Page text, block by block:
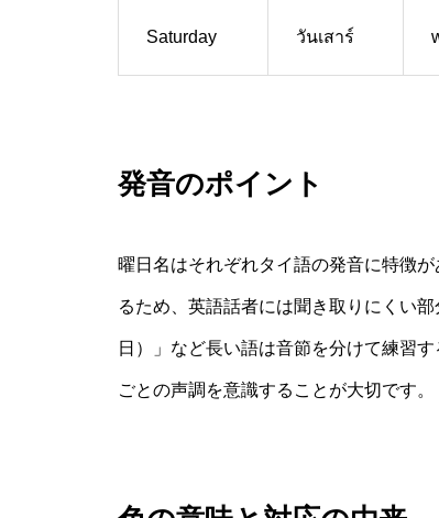
Saturday วันเสาร์
発音のポイント
曜日名はそれぞれタイ語の発音に特徴
るため、英語話者には聞き取りにくい
日）」など長い語は音節を分けて練習
ごとの声調を意識することが大切です。